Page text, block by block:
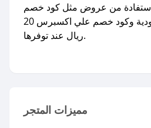
من عروض مثل كود خصم
علي اكسبرس السعودية وكود خصم علي اكسبرس 20
ريال عند توفرها.​
مميزات المتجر